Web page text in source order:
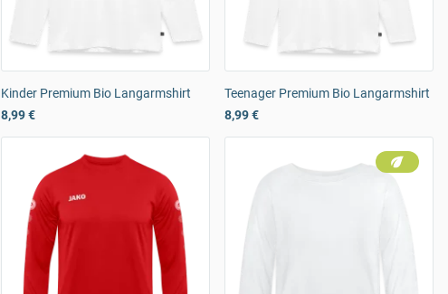
Kinder Premium Bio Langarmshirt
8,99 €
Teenager Premium Bio Langarmshirt
8,99 €